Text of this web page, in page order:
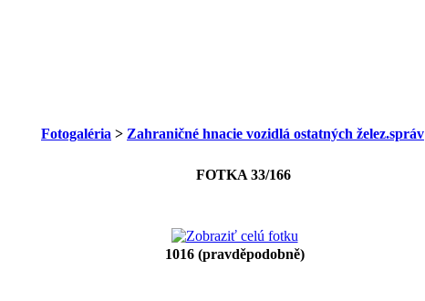
Fotogaléria > Zahraničné hnacie vozidlá ostatných želez.správ
FOTKA 33/166
1016 (pravděpodobně)